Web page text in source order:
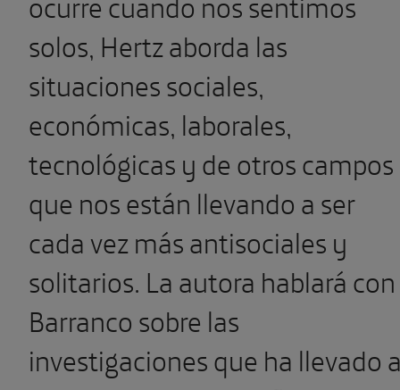
solos, Hertz aborda las
situaciones sociales,
económicas, laborales,
tecnológicas y de otros campos
que nos están llevando a ser
cada vez más antisociales y
solitarios. La autora hablará con
Barranco sobre las
investigaciones que ha llevado